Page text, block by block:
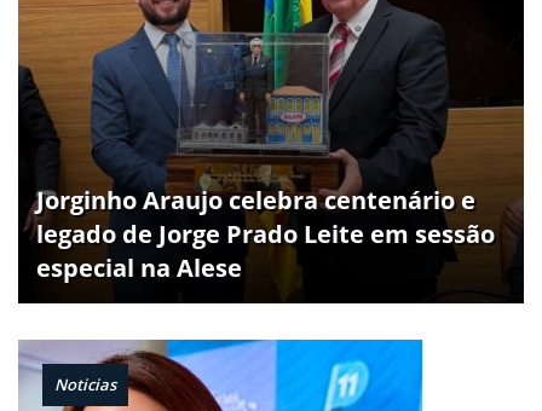
Jorginho Araujo celebra centenário e
legado de Jorge Prado Leite em sessão
especial na Alese
Noticias